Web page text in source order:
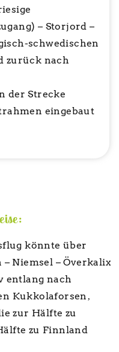
– Storjord –
schwedischen
zurück nach
der Strecke
eingebaut
könnte über
Niemsel – Överkalix
entlang nach
Kukkolaforsen‚
zur Hälfte zu
zu Finnland